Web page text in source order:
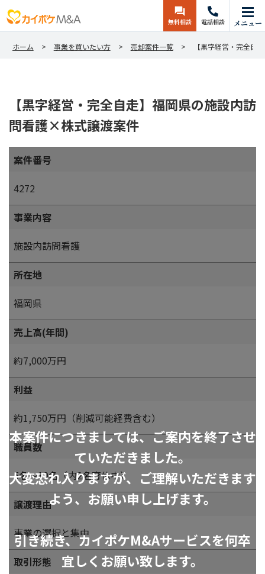
無料相談 電話相談 メニュー
ホーム 事業を買いたい方 売却案件一覧 【黒字経営・完全自
【黒字経営・完全自走】福岡県の施設内訪
問看護×株式譲渡案件
本案件につきましては、ご案内を終了させ
ていただきました。
大変恐れ入りますが、ご理解いただきます
よう、お願い申し上げます。
引き続き、カイポケM&Aサービスを何卒
宜しくお願い致します。
案件番号
4272
事業内容
施設内訪問看護
所在地
福岡県
売上高(年間)
約7,000万円
利益
約1,750万円（削減可能経費含む）
職員数
5名～10名（内2名育休中）
譲渡理由
事業の選択と集中
取引形態